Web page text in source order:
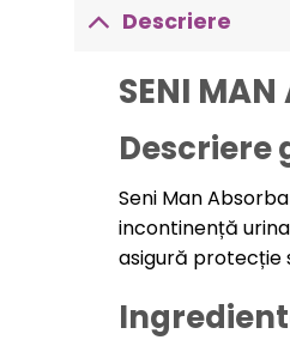
Descriere
SENI MAN
Descriere
Seni Man
incontinență
asigură protecție